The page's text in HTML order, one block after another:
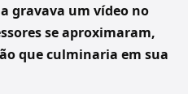
gravava um vídeo no
se aproximaram,
que culminaria em sua